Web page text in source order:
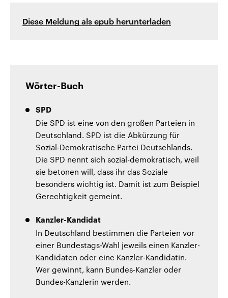
Diese Meldung als epub herunterladen
Wörter-Buch
SPD
Die SPD ist eine von den großen Parteien in
Deutschland. SPD ist die Abkürzung für
Sozial-Demokratische Partei Deutschlands.
Die SPD nennt sich sozial-demokratisch, weil
sie betonen will, dass ihr das Soziale
besonders wichtig ist. Damit ist zum Beispiel
Gerechtigkeit gemeint.
Kanzler-Kandidat
In Deutschland bestimmen die Parteien vor
einer Bundestags-Wahl jeweils einen Kanzler-
Kandidaten oder eine Kanzler-Kandidatin.
Wer gewinnt, kann Bundes-Kanzler oder
Bundes-Kanzlerin werden.